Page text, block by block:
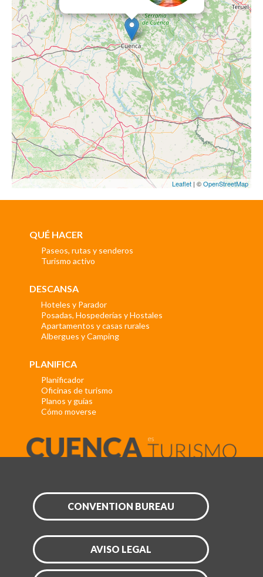
Leaflet| ©OpenStreetMap
QUÉ HACER
Paseos, rutas y senderos
Turismo activo
DESCANSA
Hoteles y Parador
Posadas, Hospederías y Hostales
Apartamentos y casas rurales
Albergues y Camping
PLANIFICA
Planificador
Oficinas de turismo
Planos y guías
Cómo moverse
CONVENTION BUREAU
AVISO LEGAL